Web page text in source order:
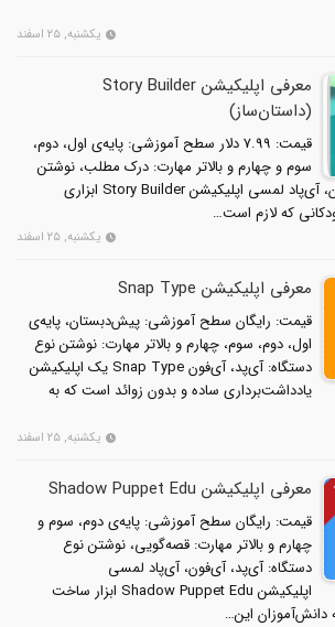
یکشنبه, ۲۵ اسفند
معرفی اپلیکیشن Story Builder
(داستان‌ساز)
قیمت: 7.99 دلار سطح آموزشی: پایه‌ی اول، دوم،
سوم و چهارم و بالاتر مهارت: درک مطلب، نوشتن
نوع دستگاه: آی‌پد، آی‌فون، آی‌پاد لمسی اپلیکیشن Story Builder ابزاری
که لازم است…
یکشنبه, ۲۵ اسفند
معرفی اپلیکیشن Snap Type
قیمت: رایگان سطح آموزشی: پیش‌دبستان، پایه‌ی
اول، دوم، سوم، چهارم و بالاتر مهارت: نوشتن نوع
دستگاه: آی‌پد، آی‌فون Snap Type یک اپلیکیشن
یادداشت‌برداری ساده و بدون زوائد است که به
یکشنبه, ۲۵ اسفند
معرفی اپلیکیشن Shadow Puppet Edu
قیمت: رایگان سطح آموزشی: پایه‌ی دوم، سوم و
چهارم و بالاتر مهارت: قصه‌گویی، نوشتن نوع
دستگاه: آی‌پد، آی‌فون، آی‌پاد لمسی
اپلیکیشن Shadow Puppet Edu ابزار ساخت
این…